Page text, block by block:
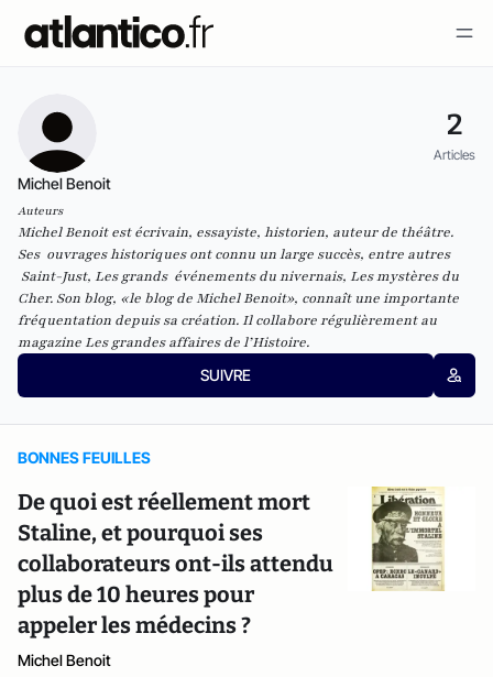
2
Articles
Michel Benoit
Auteurs
Michel Benoit est écrivain, essayiste, historien, auteur de théâtre.
Ses ouvrages historiques ont connu un large succès, entre autres
Saint-Just, Les grands événements du nivernais, Les mystères du
Cher. Son blog, «le blog de Michel Benoit», connaît une importante
fréquentation depuis sa création. Il collabore régulièrement au
magazine Les grandes affaires de l’Histoire.
SUIVRE
BONNES FEUILLES
De quoi est réellement mort
Staline, et pourquoi ses
collaborateurs ont-ils attendu
plus de 10 heures pour
appeler les médecins ?
Michel Benoit